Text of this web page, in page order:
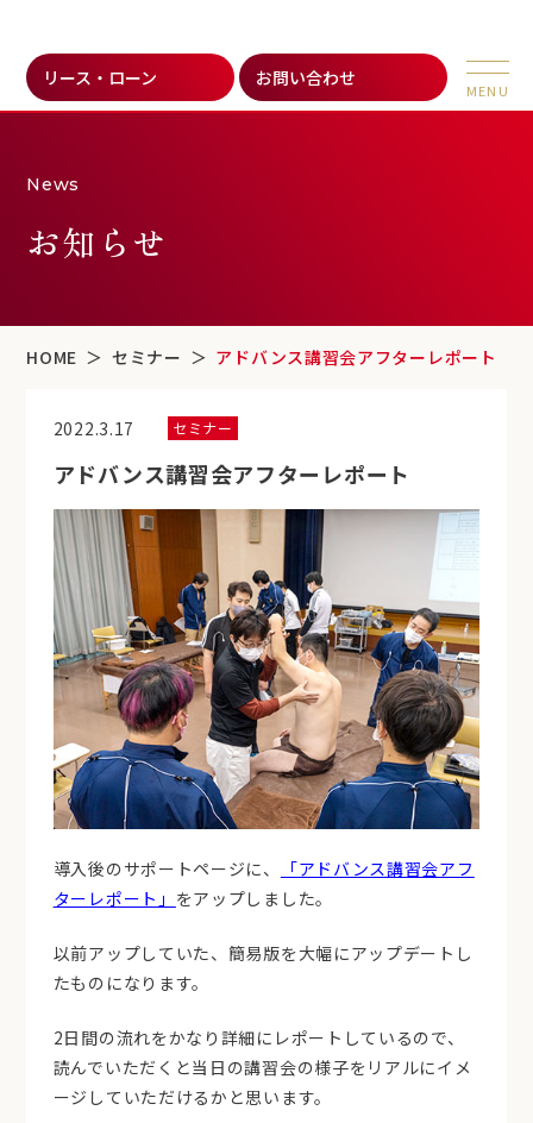
リース・ローン お問い合わせ
News
お知らせ
HOME セミナー アドバンス講習会アフターレポート
2022.3.17 セミナー
アドバンス講習会アフターレポート
導入後のサポートページに、
「アドバンス講習会アフ
ターレポート」 をアップしました。
以前アップしていた、簡易版を大幅にアップデートし
たものになります。
2日間の流れをかなり詳細にレポートしているので、
読んでいただくと当日の講習会の様子をリアルにイメ
ージしていただけるかと思います。